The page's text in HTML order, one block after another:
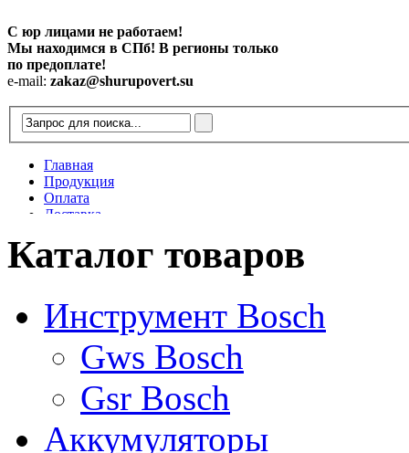
С юр лицами не работаем!
Мы находимся в СПб! В регионы только
по предоплате!
e-mail: zakaz@shurupovert.su
Главная
Продукция
Оплата
Доставка
Статьи
Каталог товаров
Инструмент Bosch
Gws Bosch
Gsr Bosch
Аккумуляторы